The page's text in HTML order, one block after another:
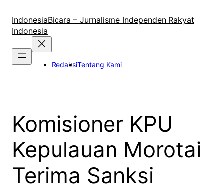
konten
IndonesiaBicara – Jurnalisme Independen Rakyat
Indonesia
RedaksiTentang Kami
Komisioner KPU
Kepulauan Morotai
Terima Sanksi